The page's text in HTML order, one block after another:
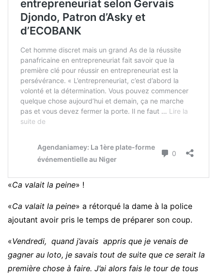
«Ca valait la peine» !
«Ca valait la peine» a rétorqué la dame à la police
ajoutant avoir pris le temps de préparer son coup.
«Vendredi, quand j’avais appris que je venais de
gagner au loto, je savais tout de suite que ce serait la
première chose à faire. J’ai alors fais le tour de tous